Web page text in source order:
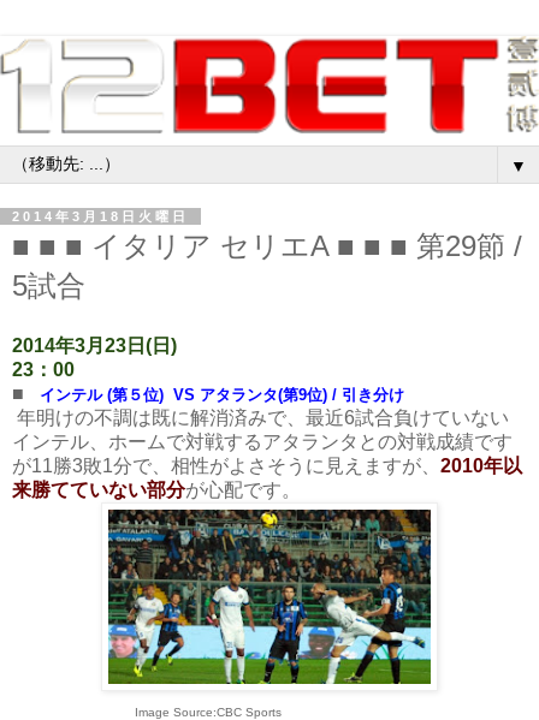
▼
2014年3月18日火曜日
■ ■ ■ イタリア セリエA ■ ■ ■ 第29節 /
5試合
2014年3月23日(日)
23：00
■ インテル (第５位) VS アタランタ(第9位) / 引き分け
年明けの不調は既に解消済みで、最近6試合負けていない
インテル、ホームで対戦するアタランタとの対戦成績です
が11勝3敗1分で、相性がよさそうに見えますが、 2010年以
来勝てていない部分が心配です。
Image Source:CBC Sports